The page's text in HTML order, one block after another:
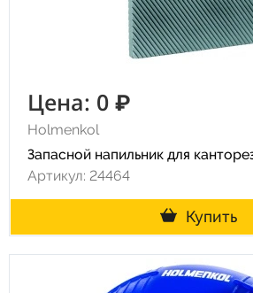
Цена: 0 ₽
Holmenkol
Запасной напильник для
Артикул: 24464
Купить